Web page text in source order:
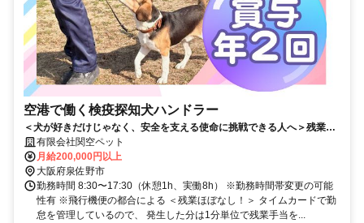
空港で働く検疫探知犬ハンドラー
＜犬が好きだけじゃなく、安全を支える使命に挑戦できる人へ＞残業ほ
ぼなし・日勤のみで高い定着率！
有限会社関空ペット
月給200,000円以上
大阪府泉佐野市
勤務時間 8:30〜17:30（休憩1h、実働8h） ※勤務時間帯変更の可能
性有 ※飛行機便の都合による ＜残業ほぼなし！＞ タイムカードで勤
怠を管理しているので、 発生した分は1分単位で残業手当を...